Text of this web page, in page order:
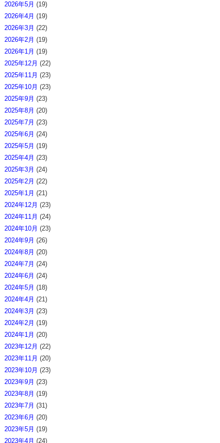
2026年5月 (19)
2026年4月 (19)
2026年3月 (22)
2026年2月 (19)
2026年1月 (19)
2025年12月 (22)
2025年11月 (23)
2025年10月 (23)
2025年9月 (23)
2025年8月 (20)
2025年7月 (23)
2025年6月 (24)
2025年5月 (19)
2025年4月 (23)
2025年3月 (24)
2025年2月 (22)
2025年1月 (21)
2024年12月 (23)
2024年11月 (24)
2024年10月 (23)
2024年9月 (26)
2024年8月 (20)
2024年7月 (24)
2024年6月 (24)
2024年5月 (18)
2024年4月 (21)
2024年3月 (23)
2024年2月 (19)
2024年1月 (20)
2023年12月 (22)
2023年11月 (20)
2023年10月 (23)
2023年9月 (23)
2023年8月 (19)
2023年7月 (31)
2023年6月 (20)
2023年5月 (19)
2023年4月 (24)